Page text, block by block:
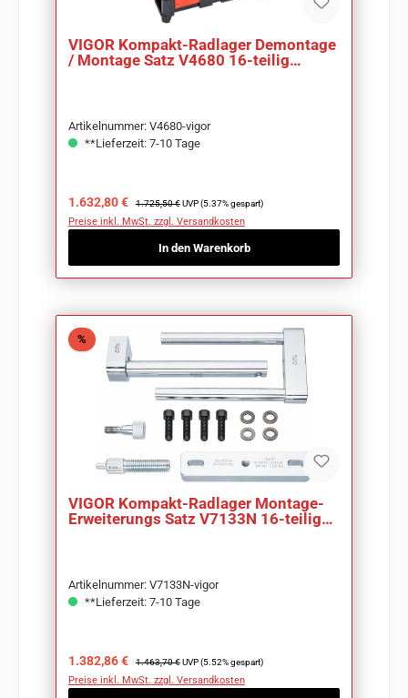
VIGOR Kompakt-Radlager Demontage
/ Montage Satz V4680 16-teilig
Artikelnummer: V4680-vigor
**Lieferzeit: 7-10 Tage
Verkaufspreis:
1.632,80 € Regulärer Preis:
1.725,50 € UVP (5.37% gespart)
Preise inkl. MwSt. zzgl. Versandkosten
In den Warenkorb
%Rabatt
VIGOR Kompakt-Radlager Montage-
Erweiterungs Satz V7133N 16-teilig
Artikelnummer: V7133N-vigor
**Lieferzeit: 7-10 Tage
Verkaufspreis:
1.382,86 € Regulärer Preis:
1.463,70 € UVP (5.52% gespart)
Preise inkl. MwSt. zzgl. Versandkosten